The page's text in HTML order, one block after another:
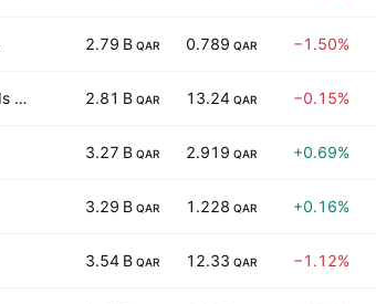
2.79 B QAR 0.789 QAR −1.50%
Almeera Consumer Goods Co. QSC 2.81 B QAR 13.24 QAR −0.15%
3.27 B QAR 2.919 QAR +0.69%
3.29 B QAR 1.228 QAR +0.16%
3.54 B QAR 12.33 QAR −1.12%